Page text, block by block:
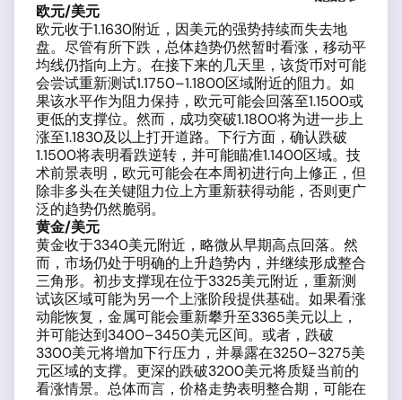
欧元/美元
欧元收于1.1630附近，因美元的强势持续而失去地
盘。尽管有所下跌，总体趋势仍然暂时看涨，移动平
均线仍指向上方。在接下来的几天里，该货币对可能
会尝试重新测试1.1750–1.1800区域附近的阻力。如
果该水平作为阻力保持，欧元可能会回落至1.1500或
更低的支撑位。然而，成功突破1.1800将为进一步上
涨至1.1830及以上打开道路。下行方面，确认跌破
1.1500将表明看跌逆转，并可能瞄准1.1400区域。技
术前景表明，欧元可能会在本周初进行向上修正，但
除非多头在关键阻力位上方重新获得动能，否则更广
泛的趋势仍然脆弱。
黄金/美元
黄金收于3340美元附近，略微从早期高点回落。然
而，市场仍处于明确的上升趋势内，并继续形成整合
三角形。初步支撑现在位于3325美元附近，重新测
试该区域可能为另一个上涨阶段提供基础。如果看涨
动能恢复，金属可能会重新攀升至3365美元以上，
并可能达到3400–3450美元区间。或者，跌破
3300美元将增加下行压力，并暴露在3250–3275美
元区域的支撑。更深的跌破3200美元将质疑当前的
看涨情景。总体而言，价格走势表明整合期，可能在